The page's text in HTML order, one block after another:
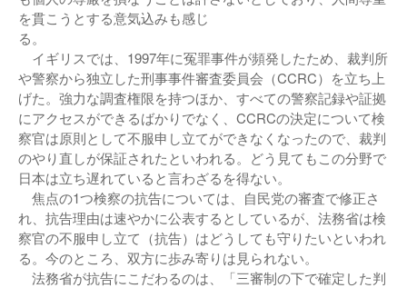
を貫こうとする意気込みも感じ
る
イギリスでは、1997年に冤罪事件が頻発したため、裁判所
や警察から独立した刑事事件審査委員会（CCRC）を立ち上
げた。強力な調査権限を持つほか、すべての警察記録や証拠
にアクセスができるばかりでなく、CCRCの決定について検
察官は原則として不服申し立てができなくなったので、裁判
のやり直しが保証されたといわれる。どう見てもこの分野で
日本は立ち遅れていると言わざるを得ない。
焦点の1つ検察の抗告については、自民党の審査で修正さ
れ、抗告理由は速やかに公表するとしているが、法務省は検
察官の不服申し立て（抗告）はどうしても守りたいといわれ
る。今のところ、双方に歩み寄りは見られない。
法務省が抗告にこだわるのは、「三審制の下で確定した判